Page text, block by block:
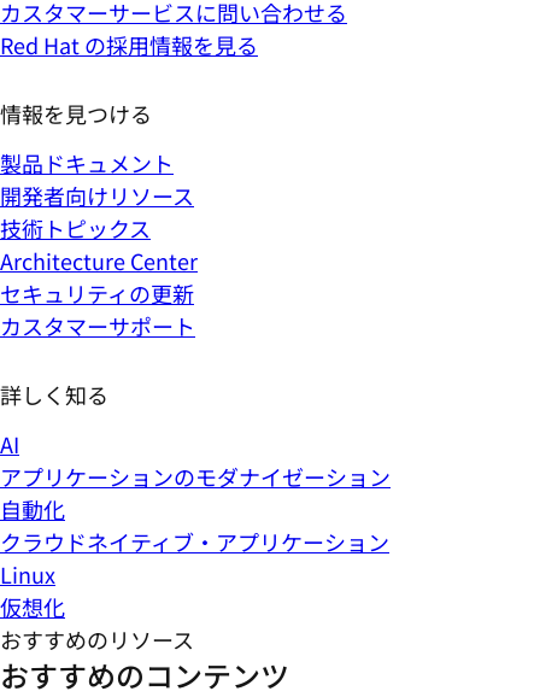
カスタマーサービスに問い合わせる
Red Hat の採用情報を見る
情報を見つける
製品ドキュメント
開発者向けリソース
技術トピックス
Architecture Center
セキュリティの更新
カスタマーサポート
詳しく知る
AI
アプリケーションのモダナイゼーション
自動化
クラウドネイティブ・アプリケーション
Linux
仮想化
おすすめのリソース
おすすめのコンテンツ